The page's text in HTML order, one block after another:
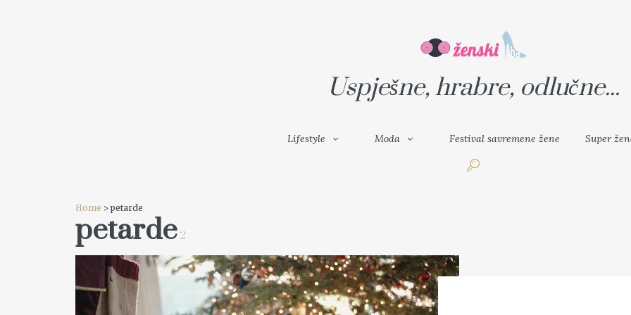
SUPER ŽENA
Uspješne, hrabre, odlučne...
Lifestyle Moda Festival savremene žene Super
Home > petarde
petarde 2